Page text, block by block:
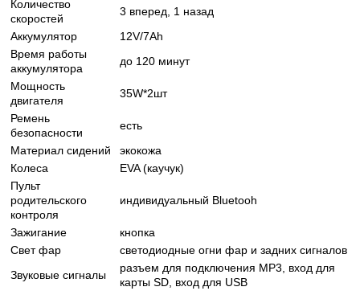
Количество
скоростей
3 вперед, 1 назад
Аккумулятор
12V/7Ah
Время работы
аккумулятора
до 120 минут
Мощность
двигателя
35W*2шт
Ремень
безопасности
есть
Материал сидений
экокожа
Колеса
EVA (каучук)
Пульт
родительского
контроля
индивидуальный Bluetooh
Зажигание
кнопка
Свет фар
светодиодные огни фар и задних сигналов
Звуковые сигналы
разъем для подключения MP3, вход для
карты SD, вход для USB